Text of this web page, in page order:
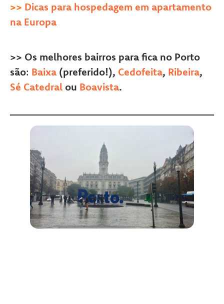
>> Dicas para hospedagem em apartamento
na Europa
>> Os melhores bairros para fica no Porto
são: Baixa (preferido!), Cedofeita, Ribeira,
Sé Catedral ou Boavista.